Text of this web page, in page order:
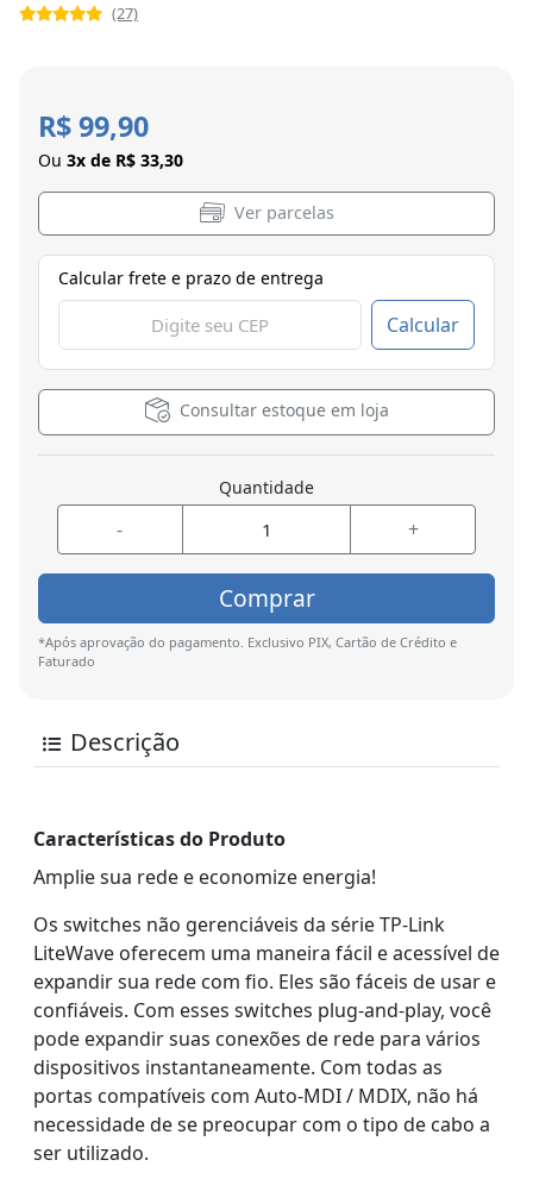
(27)
R$ 99,90
Ou 3x de R$ 33,30
Ver parcelas
Calcular frete e prazo de entrega
Calcular
Consultar estoque em loja
Quantidade
- +
Comprar
*Após aprovação do pagamento. Exclusivo PIX, Cartão de Crédito e
Faturado
Descrição
Características do Produto
Amplie sua rede e economize energia!
Os switches não gerenciáveis da série TP-Link
LiteWave oferecem uma maneira fácil e acessível de
expandir sua rede com fio. Eles são fáceis de usar e
confiáveis. Com esses switches plug-and-play, você
pode expandir suas conexões de rede para vários
dispositivos instantaneamente. Com todas as
portas compatíveis com Auto-MDI / MDIX, não há
necessidade de se preocupar com o tipo de cabo a
ser utilizado.